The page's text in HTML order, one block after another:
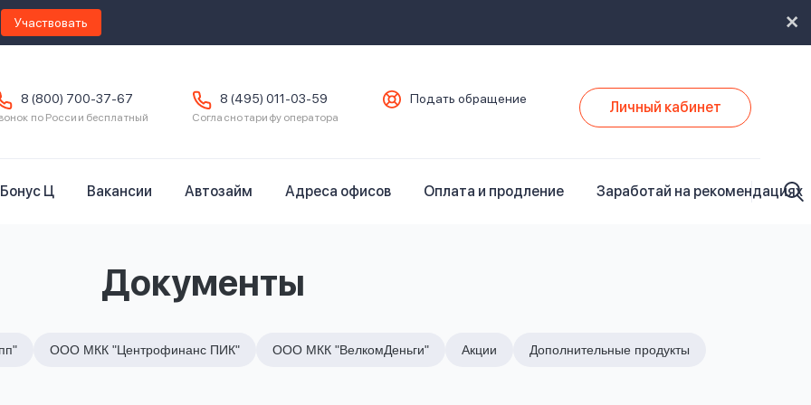
Участвовать
8 (800) 700-37-67
по России бесплатный
8 (495) 011-03-59
Согласно тарифу оператора
Подать обращение Личный кабинет
Бонус Ц Вакансии Автозайм Адреса офисов Оплата и продление Заработай на рекомендациях
Документы
ООО МКК "Центрофинанс ПИК" ООО МКК "ВелкомДеньги" Акции Дополнительные продукты